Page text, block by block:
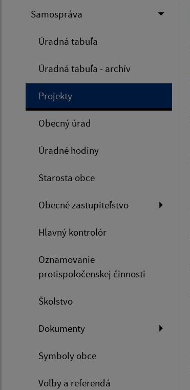
Samospráva
Úradná tabuľa
Úradná tabuľa - archív
Projekty
Obecný úrad
Úradné hodiny
Starosta obce
Obecné zastupiteľstvo
Hlavný kontrolór
Oznamovanie
protispoločenskej činnosti
Školstvo
Dokumenty
Symboly obce
Voľby a referendá